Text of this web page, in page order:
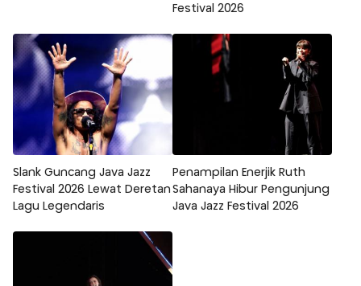
Festival 2026
Slank Guncang Java Jazz
Festival 2026 Lewat Deretan
Lagu Legendaris
Penampilan Enerjik Ruth
Sahanaya Hibur Pengunjung
Java Jazz Festival 2026